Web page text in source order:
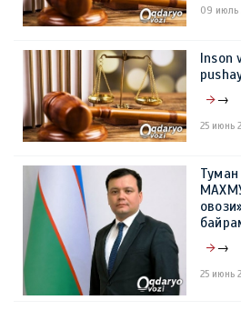
09 июль
Inson
→
25 июнь
→
25 июнь